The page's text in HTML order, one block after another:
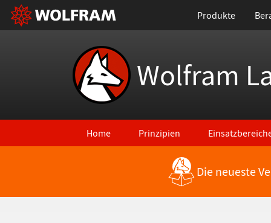
Produkte
Wolfram
Home Prinzipien
Zurück zu den neuesten FeaturesDie neueste